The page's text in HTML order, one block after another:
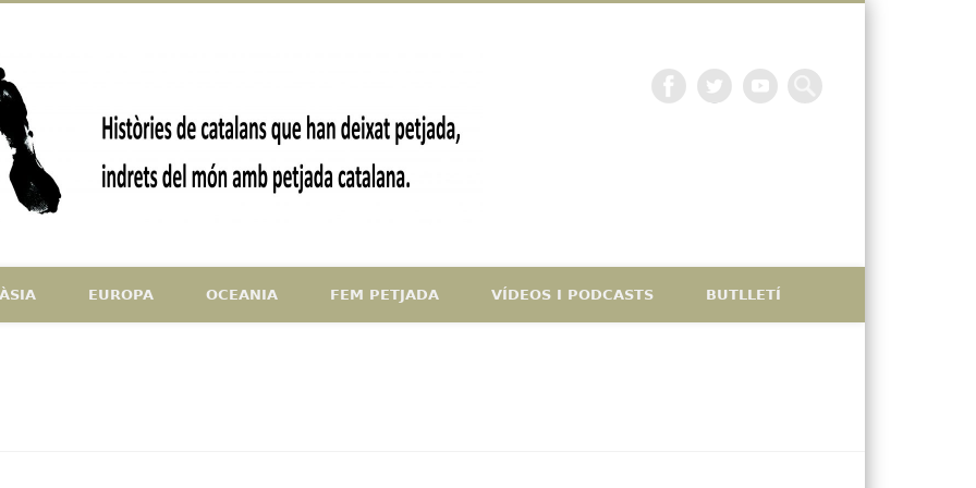
La petjada catalana
del món amb petjada catalana
ÀSIA EUROPA OCEANIA FEM PETJADA VÍDEOS I PODCASTS BUTLLETÍ